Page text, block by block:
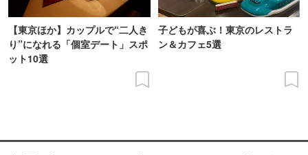
【東京ほか】カップルで“二人き
り”になれる「個室デート」スポ
ット10選
子どもが喜ぶ！東京のレストラ
ン＆カフェ5選